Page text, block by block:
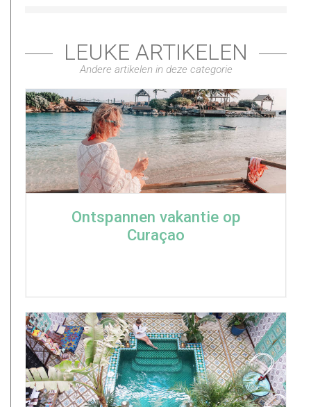
LEUKE ARTIKELEN
Andere artikelen in deze categorie
Ontspannen vakantie op
Curaçao